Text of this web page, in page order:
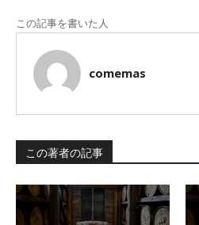
この記事を書いた人
comemas
この著者の記事